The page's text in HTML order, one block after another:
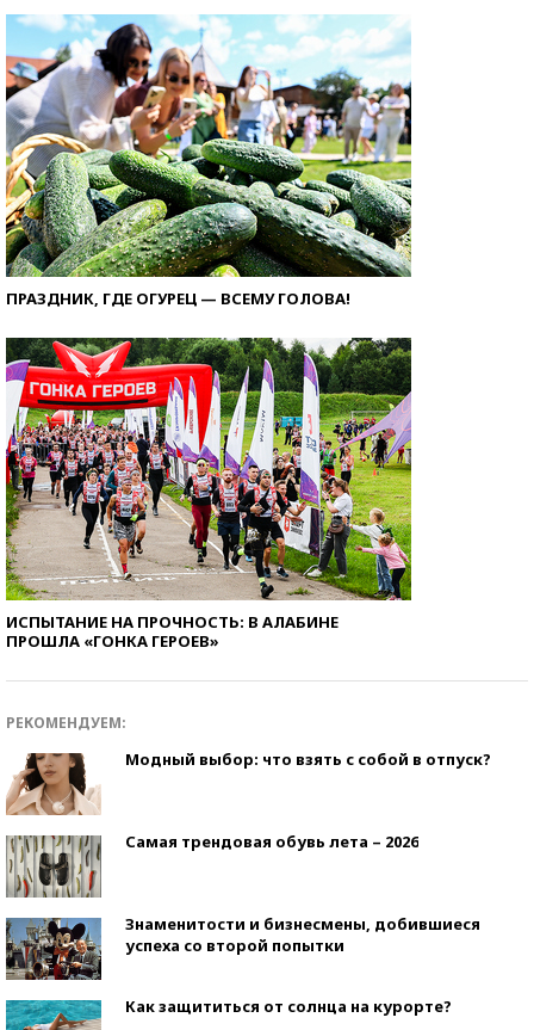
ПРАЗДНИК, ГДЕ ОГУРЕЦ — ВСЕМУ ГОЛОВА!
ИСПЫТАНИЕ НА ПРОЧНОСТЬ: В АЛАБИНЕ
ПРОШЛА «ГОНКА ГЕРОЕВ»
РЕКОМЕНДУЕМ:
Модный выбор: что взять с собой в отпуск?
Самая трендовая обувь лета – 2026
Знаменитости и бизнесмены, добившиеся
успеха со второй попытки
Как защититься от солнца на курорте?